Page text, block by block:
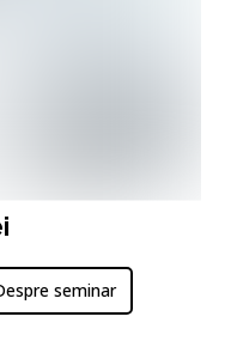
seminar